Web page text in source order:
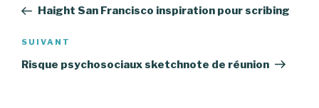
l’article
précédent
Haight San Francisco inspiration pour scribing
Article
suivant
SUIVANT
Risque psychosociaux sketchnote de réunion